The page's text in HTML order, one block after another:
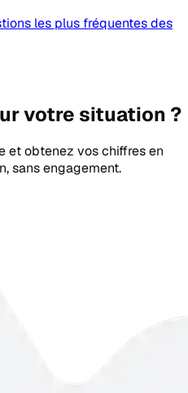
les plus fréquentes des
votre situation ?
et obtenez vos chiffres en
sans engagement.